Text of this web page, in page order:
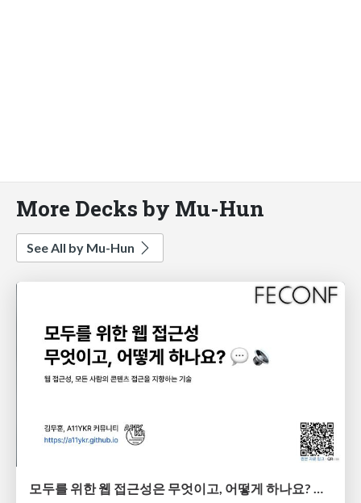
More Decks by Mu-Hun
See All by Mu-Hun
모두를 위한 웹 접근성은 무엇이고, 어떻게 하나요? 💬 🔉